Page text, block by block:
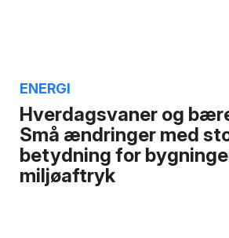
Hverdagsvaner og
Små ændringer med
betydning for
miljøaftryk
ENERGI